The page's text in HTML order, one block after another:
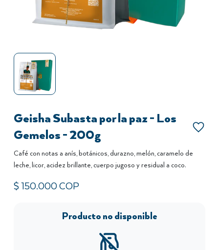
Geisha Subasta por la paz - Los
Gemelos - 200g
Café con notas a anís, botánicos, durazno, melón, caramelo de
leche, licor, acidez brillante, cuerpo jugoso y residual a coco.
$ 150.000COP
Producto no disponible